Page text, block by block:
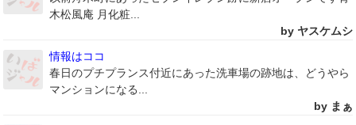
木松風庵 月化粧...
by ヤスケムシ
情報はココ
春日のプチプランス付近にあった洗車場の跡地は、どうやら
マンションになる...
by まぁ